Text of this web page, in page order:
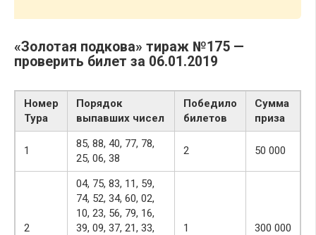
«Золотая подкова» тираж №175 —
проверить билет за 06.01.2019
Номер
Тура
Порядок
выпавших чисел
Победило
билетов
Сумма
приза
1
85, 88, 40, 77, 78,
25, 06, 38
2 50 000
2
04, 75, 83, 11, 59,
74, 52, 34, 60, 02,
10, 23, 56, 79, 16,
39, 09, 37, 21, 33,
1 300 000